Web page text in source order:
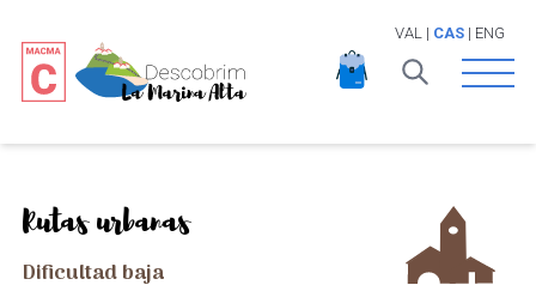
VAL | CAS| ENG
Open
Rutas urbanas
Dificultad baja